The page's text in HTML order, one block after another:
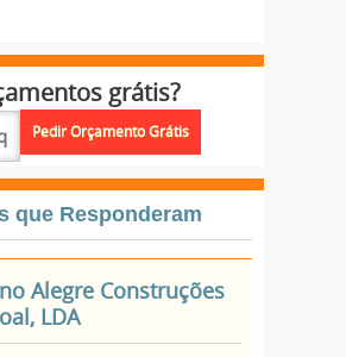
grátis?
que Responderam
Alegre Construções
LDA